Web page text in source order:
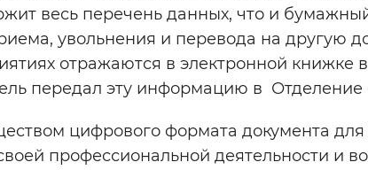
настройки
весь перечень данных, что и
увольнения и перевода на другую
отражаются в электронной книжке
передал эту информацию в
цифрового формата документа для
профессиональной деятельности и